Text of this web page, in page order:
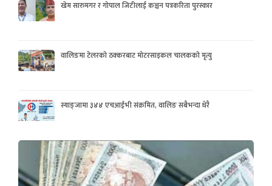
खेम सारुमगर र गोपाल जिटीलाई कञ्चन पत्रकरिता पुरस्कार
वालिङमा टेलरको ठक्करबाट मोटरसाइकल चालकको मृत्यु
स्याङ्जामा ३४४ एचआईभी संक्रमित, वालिङ सबैभन्दा धेरै